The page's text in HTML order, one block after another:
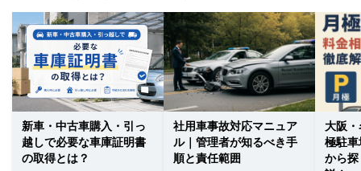
新車・中古車購入・引っ
越しで必要な車庫証明書
の取得とは？
社用車事故対応マニュア
ル｜管理者が知るべき手
順と責任範囲
大阪
極駐
から